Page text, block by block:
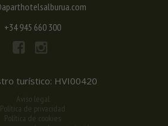
+34 945 660 300
turístico: HVI00420
Aviso legal
Política de privacidad
Política de cookies